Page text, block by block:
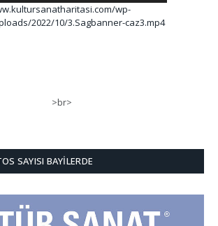
wp-
2022/10/3.Sagbanner-caz3.mp4
>br>
SAYISI BAYILERDE